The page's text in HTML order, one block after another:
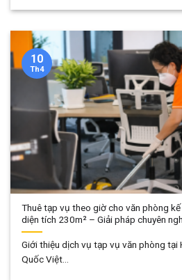
Thuê tạp vụ theo giờ cho văn phòng
diện tích 230m² – Giải pháp chuyên
Giới thiệu dịch vụ tạp vụ văn phòng tại
Quốc Việt...
10
Th4